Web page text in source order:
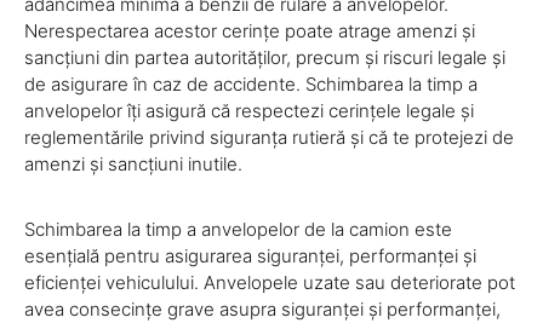
Nerespectarea acestor cerințe poate atrage amenzi și
sancțiuni din partea autorităților, precum și riscuri legale și
de asigurare în caz de accidente. Schimbarea la timp a
anvelopelor îți asigură că respectezi cerințele legale și
reglementările privind siguranța rutieră și că te protejezi de
amenzi și sancțiuni inutile.
Schimbarea la timp a anvelopelor de la camion este
esențială pentru asigurarea siguranței, performanței și
eficienței vehiculului. Anvelopele uzate sau deteriorate pot
avea consecințe grave asupra siguranței și performanței,